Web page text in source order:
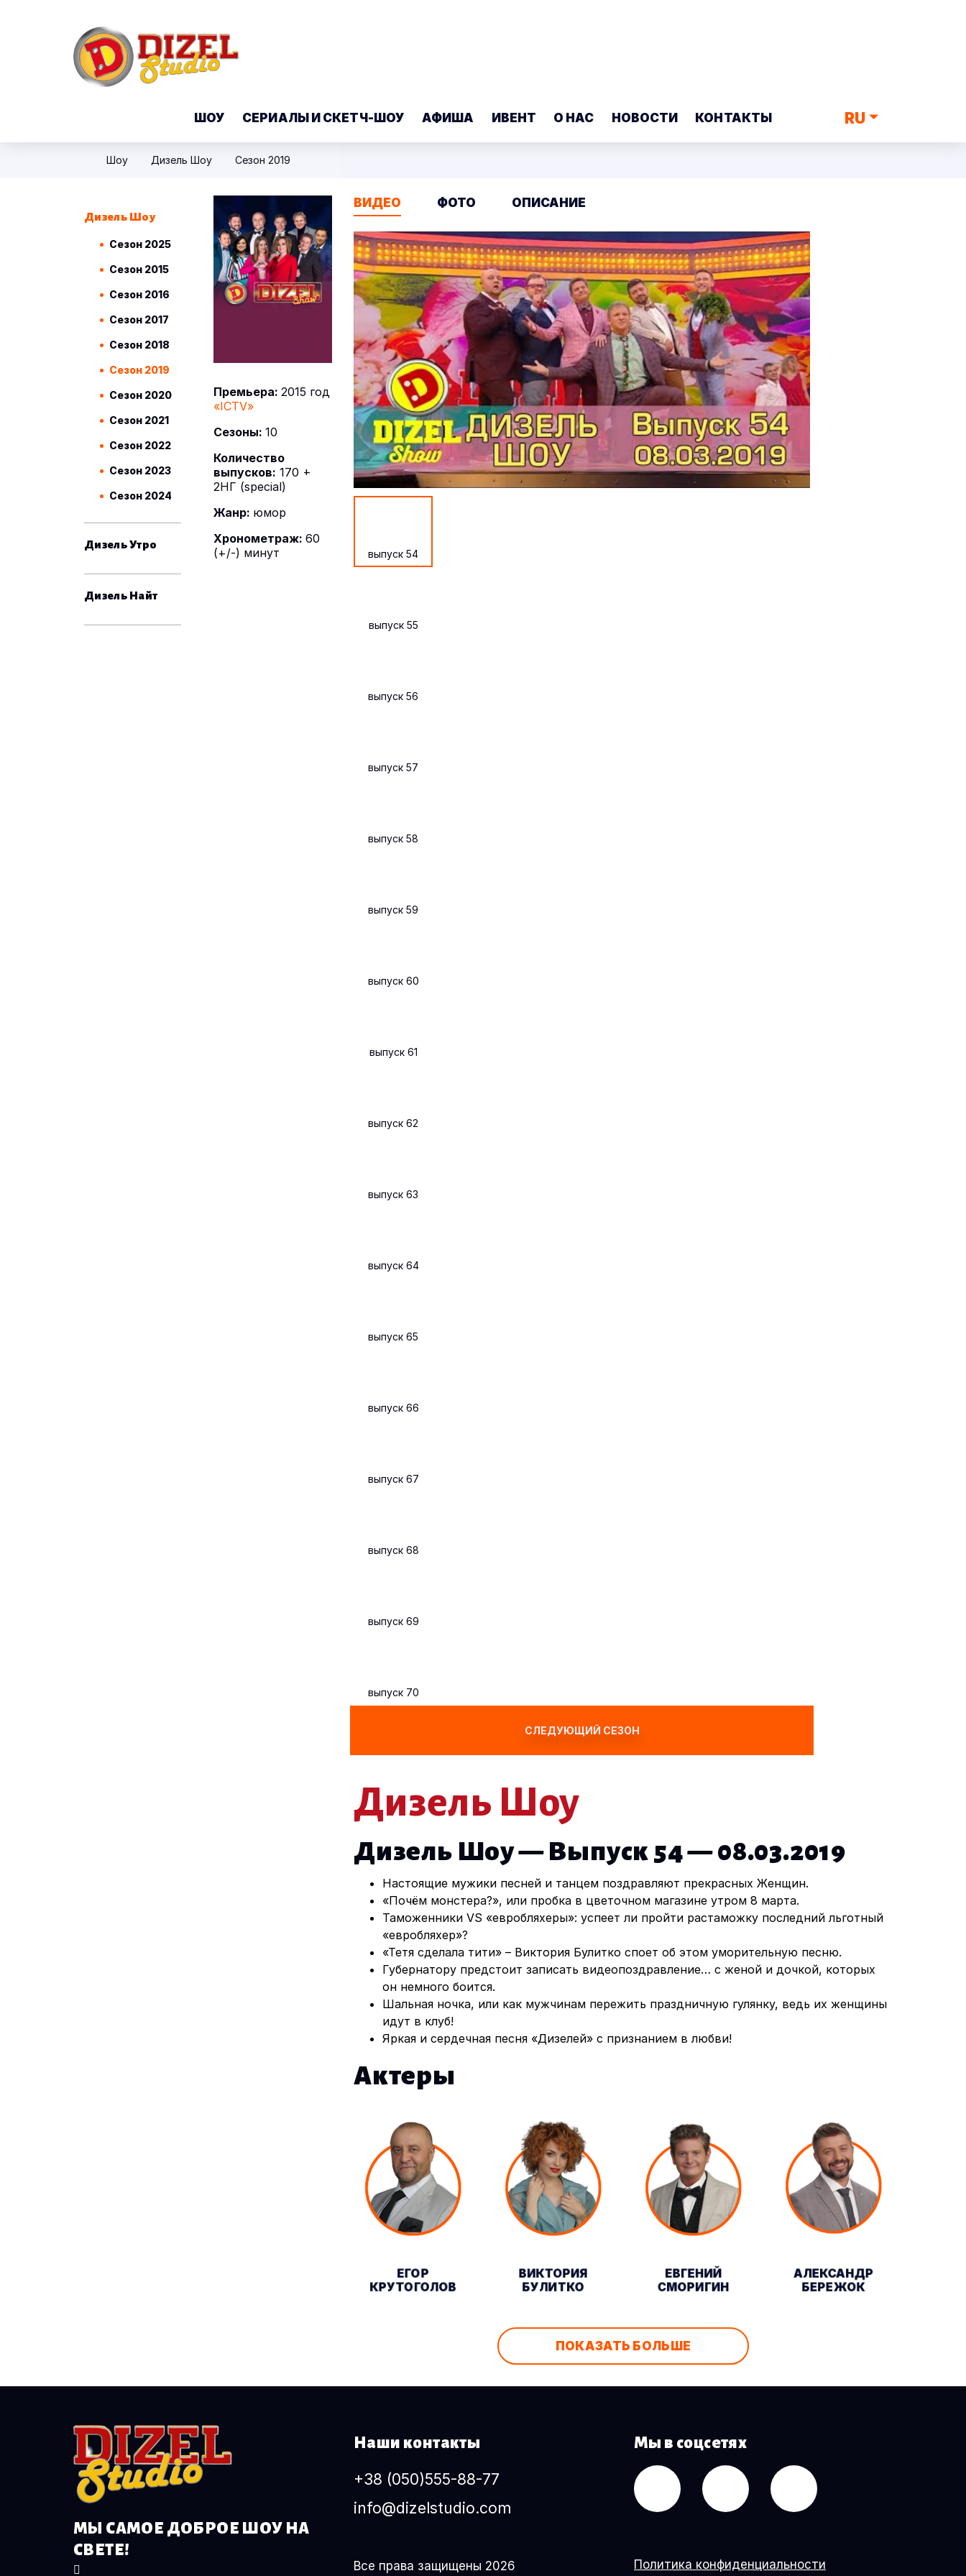
ШОУ СЕРИАЛЫ И СКЕТЧ-ШОУ АФИША ИВЕНТ О НАС НОВОСТИ КОНТАКТЫ RU
Шоу Дизель Шоу Сезон 2019
Дизель Шоу
Сезон 2025
Сезон 2015
Сезон 2016
Сезон 2017
Сезон 2018
Сезон 2019
Сезон 2020
Сезон 2021
Сезон 2022
Сезон 2023
Сезон 2024
Дизель Утро
Дизель Найт
Премьера: 2015 год
«ICTV»
Сезоны: 10
Количество
выпусков: 170 +
2НГ (special)
Жанр: юмор
Хронометраж: 60
(+/-) минут
ВИДЕО ФОТО ОПИСАНИЕ
выпуск 54
выпуск 55
выпуск 56
выпуск 57
выпуск 58
выпуск 59
выпуск 60
выпуск 61
выпуск 62
выпуск 63
выпуск 64
выпуск 65
выпуск 66
выпуск 67
выпуск 68
выпуск 69
выпуск 70
СЛЕДУЮЩИЙ СЕЗОН
Дизель Шоу
Дизель Шоу — Выпуск 54 — 08.03.2019
Настоящие мужики песней и танцем поздравляют прекрасных Женщин.
«Почём монстера?», или пробка в цветочном магазине утром 8 марта.
Таможенники VS «евробляхеры»: успеет ли пройти растаможку последний льготный
«евробляхер»?
«Тетя сделала тити» – Виктория Булитко споет об этом уморительную песню.
Губернатору предстоит записать видеопоздравление… с женой и дочкой, которых
он немного боится.
Шальная ночка, или как мужчинам пережить праздничную гулянку, ведь их женщины
идут в клуб!
Яркая и сердечная песня «Дизелей» с признанием в любви!
Актеры
ЕГОР
КРУТОГОЛОВ
ВИКТОРИЯ
БУЛИТКО
ЕВГЕНИЙ
СМОРИГИН
АЛЕКСАНДР
БЕРЕЖОК
ПОКАЗАТЬ БОЛЬШЕ
МЫ САМОЕ ДОБРОЕ ШОУ НА
СВЕТЕ!
Наши контакты
+38 (050)555-88-77
info@dizelstudio.com
Все права защищены 2026
Мы в соцсетях
Политика конфиденциальности